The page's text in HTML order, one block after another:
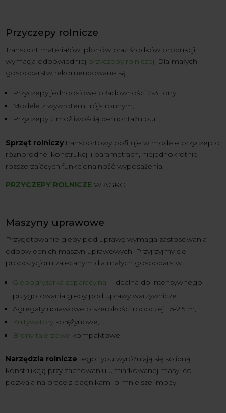
Przyczepy rolnicze
Transport materiałów, plonów oraz środków produkcji
wymaga odpowiedniej przyczepy rolniczej. Dla małych
gospodarstw rekomendowane są:
Przyczepy jednoosiowe o ładowności 2-3 tony;
Modele z wywrotem trójstronnym;
Przyczepy z możliwością demontażu burt.
Sprzęt rolniczy transportowy obfituje w modele przyczep o
różnorodnej konstrukcji i parametrach, niejednokrotnie
rozszerzających funkcjonalność wyposażenia.
PRZYCZEPY ROLNICZE W AGROL
Maszyny uprawowe
Przygotowanie gleby pod uprawę wymaga zastosowania
odpowiednich maszyn uprawowych. Przyjrzyjmy się
propozycjom zalecanym dla małych gospodarstw:
Glebogryzarka separacyjna – idealna do intensywnego
przygotowania gleby pod uprawy warzywnicze
Agregaty uprawowe o szerokości roboczej 1,5-2,5 m;
Kultywatory sprężynowe;
Brony talerzowe kompaktowe.
Narzędzia rolnicze tego typu wyróżniają się solidną
konstrukcją przy zachowaniu umiarkowanej masy, co
pozwala na pracę z ciągnikami o mniejszej mocy.